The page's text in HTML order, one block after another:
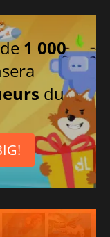
1 000
du